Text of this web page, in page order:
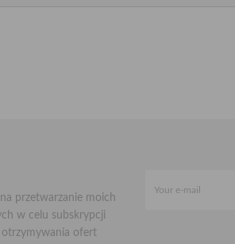
przetwarzanie moich
w celu subskrypcji
otrzymywania ofert